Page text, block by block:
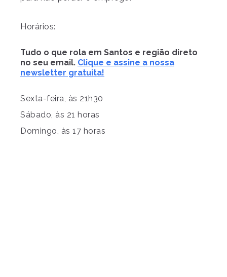
Horários:
Tudo o que rola em Santos e região direto
no seu email. Clique e assine a nossa
newsletter gratuita!
Sexta-feira, às 21h30
Sábado, às 21 horas
Domingo, às 17 horas